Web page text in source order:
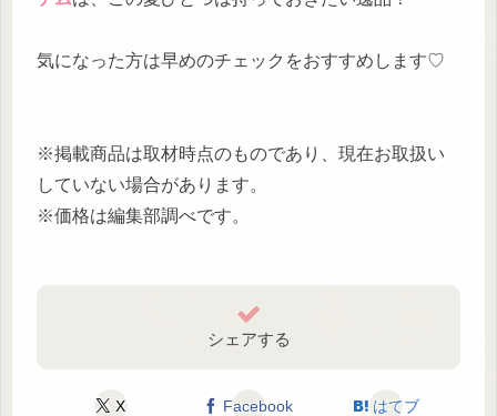
気になった方は早めのチェックをおすすめします♡
※掲載商品は取材時点のものであり、現在お取扱い
していない場合があります。
※価格は編集部調べです。
シェアする
X Facebook はてブ